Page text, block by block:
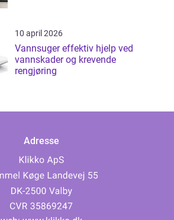
10 april 2026
Vannsuger effektiv hjelp ved
vannskader og krevende
rengjøring
Adresse